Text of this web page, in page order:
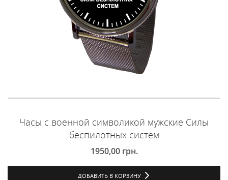
Часы с военной символикой мужские Силы
беспилотных систем
1950,00 грн.
ДОБАВИТЬ В КОРЗИНУ